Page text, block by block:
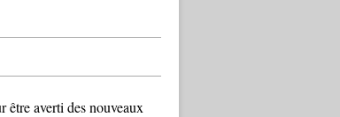
être averti des nouveaux